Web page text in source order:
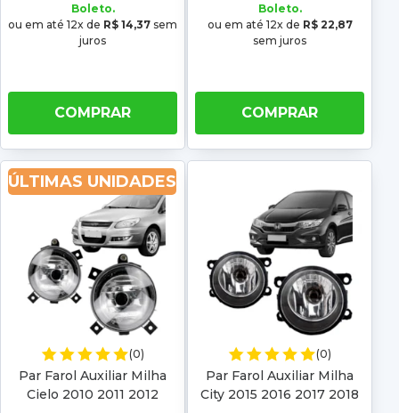
Boleto.
ou em até 12x de R$ 14,37 sem
juros
COMPRAR
Boleto.
ou em até 12x de R$ 22,87
sem juros
COMPRAR
ÚLTIMAS UNIDADES
(0)
Par Farol Auxiliar Milha
Cielo 2010 2011 2012
(0)
Par Farol Auxiliar Milha
City 2015 2016 2017 2018